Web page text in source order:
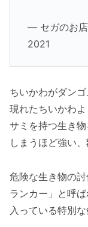
— セガのお
2021
ちいかわがダン
現れたちいかわ
サミを持つ生き
しまうほど強い
危険な生き物の
ランカー」と呼
入っている特別な